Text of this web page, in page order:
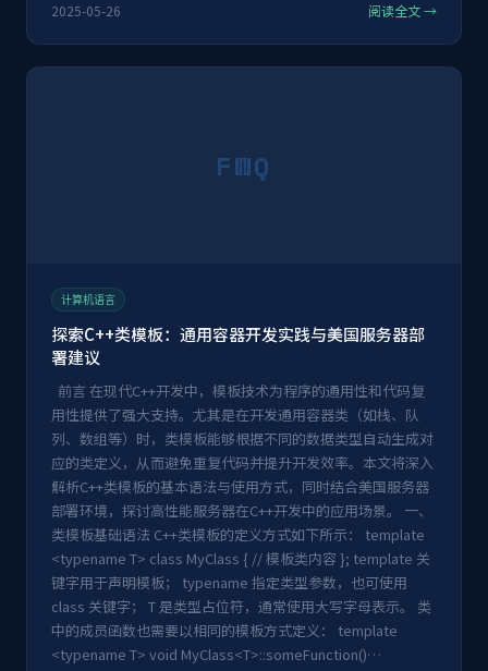
2025-05-26 阅读全文 →
FWQ
计算机语言
探索C++类模板：通用容器开发实践与美国服务器部
署建议
前言 在现代C++开发中，模板技术为程序的通用性和代码复
用性提供了强大支持。尤其是在开发通用容器类（如栈、队
列、数组等）时，类模板能够根据不同的数据类型自动生成对
应的类定义，从而避免重复代码并提升开发效率。本文将深入
解析C++类模板的基本语法与使用方式，同时结合美国服务器
部署环境，探讨高性能服务器在C++开发中的应用场景。 一、
类模板基础语法 C++类模板的定义方式如下所示： template
<typename T> class MyClass { // 模板类内容 }; template 关
键字用于声明模板； typename 指定类型参数，也可使用
class 关键字； T 是类型占位符，通常使用大写字母表示。 类
中的成员函数也需要以相同的模板方式定义： template
<typename T> void MyClass<T>::someFunction()…